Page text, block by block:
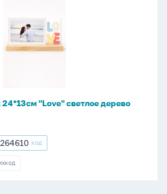
"Love" светлое дерево
264610
264610 КОД